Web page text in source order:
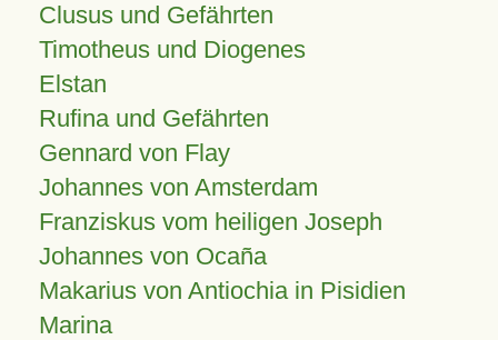
Clusus und Gefährten
Timotheus und Diogenes
Elstan
Rufina und Gefährten
Gennard von Flay
Johannes von Amsterdam
Franziskus vom heiligen Joseph
Johannes von Ocaña
Makarius von Antiochia in Pisidien
Marina